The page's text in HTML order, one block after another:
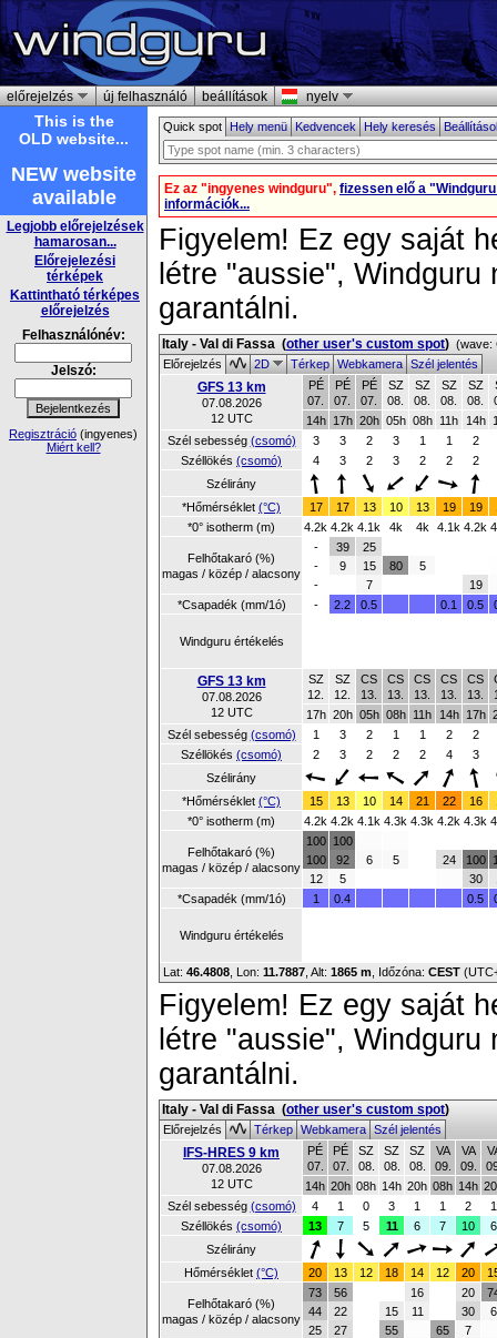
előrejelzés új felhasználó beállítások nyelv
This is the
OLD website...
NEW website
available
Legjobb előrejelzések
hamarosan...
Előrejelezési
térképek
Kattintható térképes
előrejelzés
Felhasználónév:
Jelszó:
Regisztráció (ingyenes)
Miért kell?
Quick spot Hely menüKedvencekHely keresés
Ez az "ingyenes windguru", fizessen elő a
információk...
Figyelem! Ez egy saját
létre "aussie",
garantálni.
Italy - Val di Fassa (other user's custom spot) (wave:
Előrejelzés
2D TérkepWebkameraSzél jelentés
GFS 13 km
07.08.2026
12 UTC
PÉ
07.
PÉ
07.
PÉ
07.
SZ
08.
SZ
08.
SZ
08.
SZ
08.
14h
17h 20h 05h 08h 11h 14h
Szél sebesség (csomó) 3 3 2 3 1 1
2
Széllökés (csomó) 4 3 2 3 2 2
2
Szélirány
*Hőmérséklet (°C) 17 17 13 10 13 19 19
*0° isotherm (m)
4.2k 4.2k 4.1k 4k 4k 4.1k 4.2k
Felhőtakaró (%)
magas / közép / alacsony
-
-
-
39
9
25
15
7
80
5
19
*Csapadék (mm/1ó)
- 2.2 0.5 0.1 0.5
Windguru értékelés
GFS 13 km
07.08.2026
12 UTC
SZ
12.
SZ
12.
CS
13.
CS
13.
CS
13.
CS
13.
CS
13.
17h 20h 05h 08h 11h 14h 17h
Szél sebesség (csomó) 1 3 2 1 1 2
2
Széllökés (csomó) 2 3 2 2 2 4
3
Szélirány
*Hőmérséklet (°C) 15 13 10 14 21 22 16
*0° isotherm (m)
4.2k 4.2k 4.1k 4.3k 4.3k 4.2k 4.3k
Felhőtakaró (%)
magas / közép / alacsony
100
100
12
100
92
5
6 5 24
100
30
*Csapadék (mm/1ó)
1 0.4 0.5
Windguru értékelés
Lat: 46.4808 , Lon: 11.7887 Alt: 1865 m , Időzóna: CEST
Figyelem! Ez egy saját
létre "aussie",
garantálni.
Italy - Val di Fassa (other user's custom spot)
Előrejelzés TérkepWebkameraSzél jelentés
IFS-HRES 9 km
07.08.2026
12 UTC
PÉ
07.
PÉ
07.
SZ
08.
SZ
08.
SZ
08.
VA
09.
VA
09.
14h 20h 08h 14h 20h 08h 14h
Szél sebesség (csomó) 4 1 0 3 1 1 2
1
Széllökés (csomó) 13 7 5 11 6 7 10
6
Szélirány
Hőmérséklet (°C) 20 13 12 18 14 12 20
Felhőtakaró (%)
magas / közép / alacsony
73
44
25
56
22
27
15
55
16
11
65
20
30
7
6